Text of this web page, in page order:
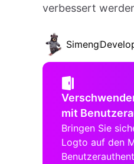
verbessert
Simeng
mit
Bringen Sie
Logto auf den